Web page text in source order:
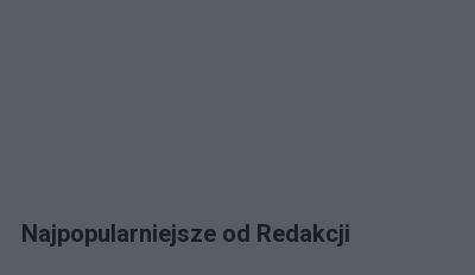
Najpopularniejsze od Redakcji